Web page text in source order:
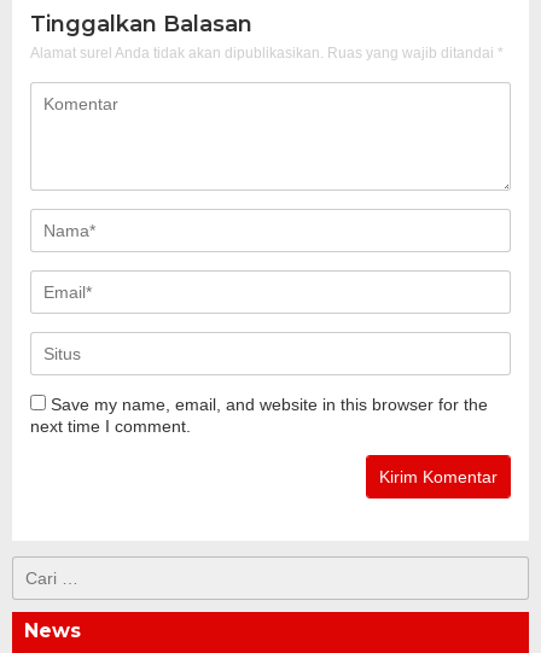
Tinggalkan Balasan
Alamat surel Anda tidak akan dipublikasikan. Ruas yang wajib ditandai *
Save my name, email, and website in this browser for the
next time I comment.
untuk:
News